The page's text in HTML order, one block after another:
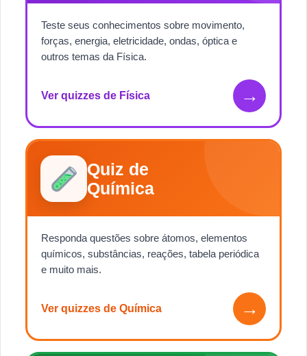
Teste seus conhecimentos sobre movimento,
forças, energia, eletricidade, ondas, óptica e
outros temas da Física.
Ver quizzes de Física →
Quiz de
Química
Responda questões sobre átomos, elementos
químicos, substâncias, reações, tabela periódica
e muito mais.
Ver quizzes de Química →